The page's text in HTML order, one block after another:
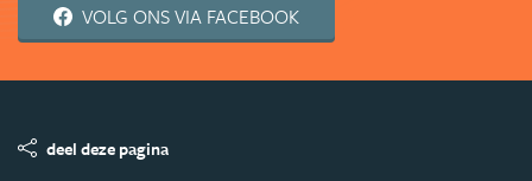
VOLG ONS VIA FACEBOOK
deel deze pagina